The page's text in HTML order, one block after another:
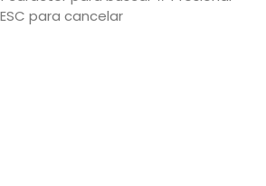
para cancelar